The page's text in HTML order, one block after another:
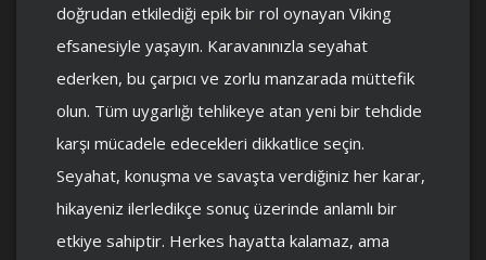
doğrudan etkilediği epik bir rol oynayan Viking
efsanesiyle yaşayın. Karavanınızla seyahat
ederken, bu çarpıcı ve zorlu manzarada müttefik
olun. Tüm uygarlığı tehlikeye atan yeni bir tehdide
karşı mücadele edecekleri dikkatlice seçin.
Seyahat, konuşma ve savaşta verdiğiniz her karar,
hikayeniz ilerledikçe sonuç üzerinde anlamlı bir
etkiye sahiptir. Herkes hayatta kalamaz, ama